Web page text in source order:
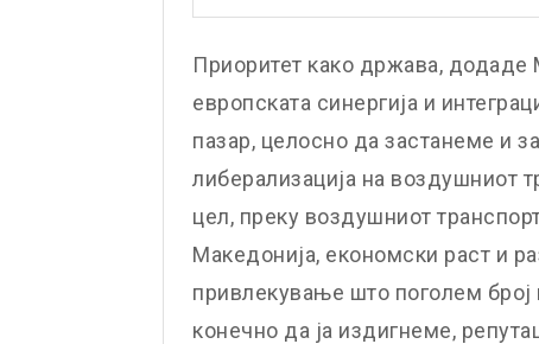
Приоритет како држава, додаде
европската синергија и
пазар, целосно да застанеме и
либерализација на воздушниот
цел, преку воздушниот
Македонија, економски раст и
привлекување што поголем број
конечно да ја издигнеме,